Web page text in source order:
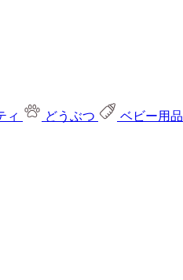
ィ どうぶつ ベビー用品